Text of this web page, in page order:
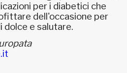
per i diabetici che
dell'occasione per
dolce e salutare.